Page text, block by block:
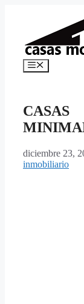
Menú
CASAS
diciembre 23,
inmobiliario